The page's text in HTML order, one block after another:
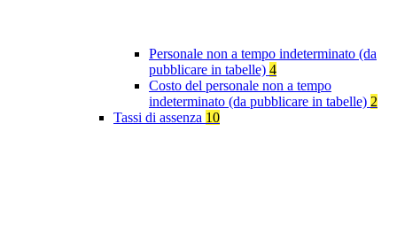
Personale non a tempo indeterminato (da
pubblicare in tabelle) 4
Costo del personale non a tempo
indeterminato (da pubblicare in tabelle) 2
Tassi di assenza 10